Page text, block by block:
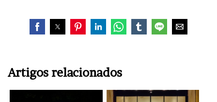
Artigos relacionados